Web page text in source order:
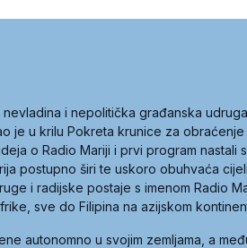
i nepolitička građanska
je u krilu Pokreta krunice za
o Radio Mariji i prvi program nastali
postupno širi te uskoro obuhvaća
i radijske postaje s imenom Radio
sve do Filipina na azijskom
autonomno u svojim zemljama, a